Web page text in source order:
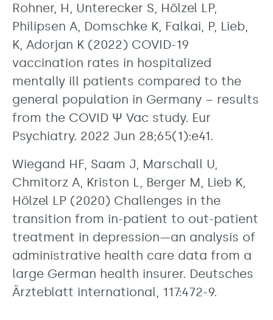
Rohner, H, Unterecker S, Hölzel LP,
Philipsen A, Domschke K, Falkai, P, Lieb,
K, Adorjan K (2022) COVID-19
vaccination rates in hospitalized
mentally ill patients compared to the
general population in Germany – results
from the COVID Ψ Vac study. Eur
Psychiatry. 2022 Jun 28;65(1):e41.
Wiegand HF, Saam J, Marschall U,
Chmitorz A, Kriston L, Berger M, Lieb K,
Hölzel LP (2020) Challenges in the
transition from in-patient to out-patient
treatment in depression—an analysis of
administrative health care data from a
large German health insurer. Deutsches
Ärzteblatt international, 117:472-9.